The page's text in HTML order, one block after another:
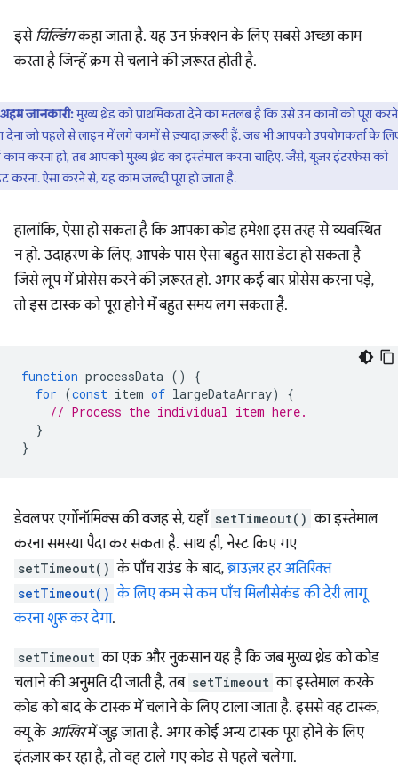
इसे यिल्डिंगकहा जाता है. यह उन फ़ंक्शन के लिए सबसे अच्छा काम
करता है जिन्हें क्रम से चलाने की ज़रूरत होती है.
अहम जानकारी:मुख्य थ्रेड को प्राथमिकता देने का मतलब है कि उसे उन कामों को पूरा
देना जो पहले से लाइन में लगे कामों से ज़्यादा ज़रूरी हैं. जब भी आपको उपयोगकर्ता के
करना हो, तब आपको मुख्य थ्रेड का इस्तेमाल करना चाहिए. जैसे, यूज़र इंटरफ़ेस को
करना. ऐसा करने से, यह काम जल्दी पूरा हो जाता है.
हालांकि, ऐसा हो सकता है कि आपका कोड हमेशा इस तरह से व्यवस्थित
न हो. उदाहरण के लिए, आपके पास ऐसा बहुत सारा डेटा हो सकता है
जिसे लूप में प्रोसेस करने की ज़रूरत हो. अगर कई बार प्रोसेस करना पड़े,
तो इस टास्क को पूरा होने में बहुत समय लग सकता है.
function processData ()
{
for (const item of largeDataArray)
{
// Process the individual item here.
}
}
डेवलपर एर्गोनॉमिक्स की वजह से, यहाँ setTimeout() का इस्तेमाल
करना समस्या पैदा कर सकता है. साथ ही, नेस्ट किए गए
setTimeout() के पाँच राउंड के बाद, ब्राउज़र हर अतिरिक्त
setTimeout() के लिए कम से कम पाँच मिलीसेकंड की देरी लागू
करना शुरू कर देगा.
setTimeout का एक और नुकसान यह है कि जब मुख्य थ्रेड को कोड
चलाने की अनुमति दी जाती है, तब setTimeout का इस्तेमाल करके
कोड को बाद के टास्क में चलाने के लिए टाला जाता है. इससे वह टास्क,
क्यू के आखिरमें जुड़ जाता है. अगर कोई अन्य टास्क पूरा होने के लिए
इंतज़ार कर रहा है, तो वह टाले गए कोड से पहले चलेगा.